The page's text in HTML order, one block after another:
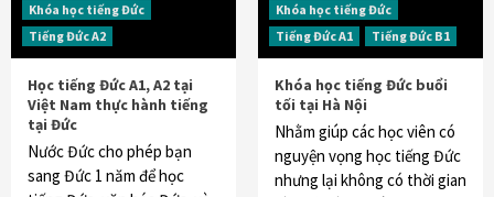
Khóa học tiếng Đức
Tiếng Đức A2
Học tiếng Đức A1, A2 tại
Việt Nam thực hành tiếng
tại Đức
Nước Đức cho phép bạn
sang Đức 1 năm để học
Khóa học tiếng Đức
Tiếng Đức A1
Tiếng Đức B1
Khóa học tiếng Đức buổi
tối tại Hà Nội
Nhằm giúp các học viên có
nguyện vọng học tiếng Đức
nhưng lại không có thời gian